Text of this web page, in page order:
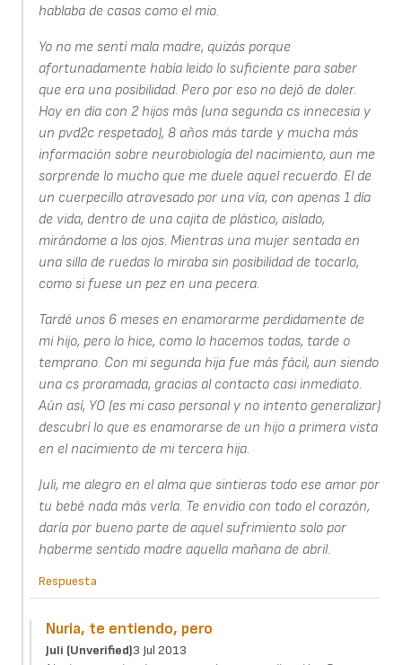
hablaba de casos como el mio.
Yo no me sentí mala madre, quizás porque
afortunadamente había leido lo suficiente para saber
que era una posibilidad. Pero por eso no dejó de doler.
Hoy en día con 2 hijos más (una segunda cs innecesia y
un pvd2c respetado), 8 años más tarde y mucha más
información sobre neurobiología del nacimiento, aun me
sorprende lo mucho que me duele aquel recuerdo. El de
un cuerpecillo atravesado por una vía, con apenas 1 día
de vida, dentro de una cajita de plástico, aislado,
mirándome a los ojos. Mientras una mujer sentada en
una silla de ruedas lo miraba sin posibilidad de tocarlo,
como si fuese un pez en una pecera.
Tardé unos 6 meses en enamorarme perdidamente de
mi hijo, pero lo hice, como lo hacemos todas, tarde o
temprano. Con mi segunda hija fue más fácil, aun siendo
una cs proramada, gracias al contacto casi inmediato.
Aún así, YO (es mi caso personal y no intento generalizar)
descubrí lo que es enamorarse de un hijo a primera vista
en el nacimiento de mi tercera hija.
Juli, me alegro en el alma que sintieras todo ese amor por
tu bebé nada más verla. Te envidio con todo el corazón,
daría por bueno parte de aquel sufrimiento solo por
haberme sentido madre aquella mañana de abril.
Respuesta
Nuria, te entiendo, pero
Juli (unverified)3 Jul 2013